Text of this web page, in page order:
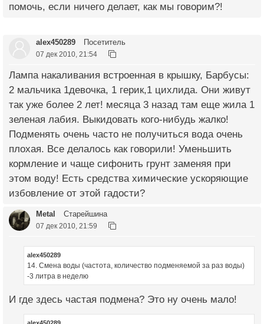
помочь, если ничего делает, как мы говорим?!
alex450289 Посетитель
07 дек 2010, 21:54
Лампа накаливания встроенная в крышку, Барбусы:
2 мальчика 1девочка, 1 герик,1 цихлида. Они живут
так уже более 2 лет! месяца 3 назад там еще жила 1
зеленая лабия. Выкидовать кого-нибудь жалко!
Подменять очень часто не получиться вода очень
плохая. Все делалось как говорили! Уменьшить
кормление и чаще сифонить грунт заменяя при
этом воду! Есть средства химические ускоряющие
избовление от этой гадости?
Metal Старейшина
07 дек 2010, 21:59
alex450289
14. Смена воды (частота, количество подменяемой за раз воды)
-3 литра в неделю
И где здесь частая подмена? Это ну очень мало!